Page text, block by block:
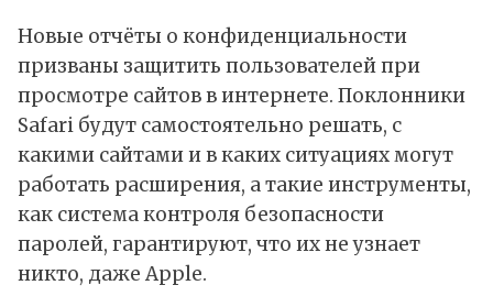
Новые отчёты о конфиденциальности
призваны защитить пользователей при
просмотре сайтов в интернете. Поклонники
Safari будут самостоятельно решать, с
какими сайтами и в каких ситуациях могут
работать расширения, а такие инструменты,
как система контроля безопасности
паролей, гарантируют, что их не узнает
никто, даже Apple.